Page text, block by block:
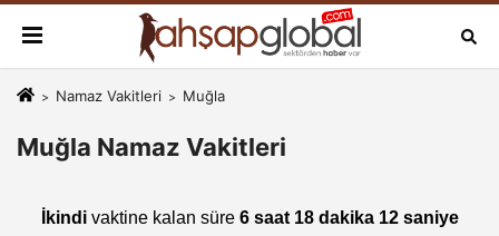
Namaz Vakitleri Muğla
Muğla Namaz Vakitleri
İkindivaktine kalan süre 6 saat 18 dakika 12 saniye